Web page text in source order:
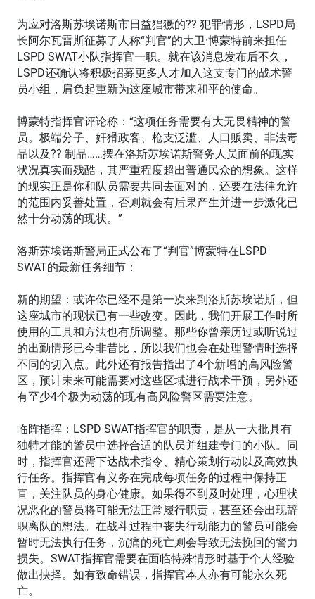
为应对洛斯苏埃诺斯市日益猖獗的?? 犯罪情形，LSPD局
长阿尔瓦雷斯征募了人称“判官”的大卫·博蒙特前来担任
LSPD SWAT小队指挥官一职。就在该消息发布后不久，
LSPD还确认将积极招募更多人才加入这支专门的战术警
员小组，肩负起重新为这座城市带来和平的使命。
博蒙特指挥官评论称：“这项任务需要有大无畏精神的警
员。极端分子、奸猾政客、枪支泛滥、人口贩卖、非法毒
品以及?? 制品……摆在洛斯苏埃诺斯警务人员面前的现实
状况真实而残酷，其严重程度超出普通民众的想象。这样
的现实正是你和队员需要共同去面对的，还要在法律允许
的范围内妥善处置，否则就会有后果产生并进一步激化已
然十分动荡的现状。”
洛斯苏埃诺斯警局正式公布了“判官”博蒙特在LSPD
SWAT的最新任务细节：
新的期望：或许你已经不是第一次来到洛斯苏埃诺斯，但
这座城市的现状已有一些改变。因此，我们开展工作时所
使用的工具和方法也有所调整。那些你曾亲历过或听说过
的出勤情形已今非昔比，所以我们也会在处理警情时选择
不同的切入点。此外还有报告指出了4个新增的高风险警
区，预计未来可能需要对这些区域进行战术干预，另外还
有至少4个极为动荡的现有高风险警区需要注意。
临阵指挥：LSPD SWAT指挥官的职责，是从一大批具有
独特才能的警员中选择合适的队员并组建专门的小队。同
时，指挥官还需下达战术指令、精心策划行动以及高效执
行任务。指挥官有义务在完成每项任务的过程中保持正
直，关注队员的身心健康。如果得不到及时处理，心理状
况恶化的警员将可能无法正常履行职责，甚至还会出现辞
职离队的想法。在战斗过程中丧失行动能力的警员可能会
暂时无法执行任务，沉痛的死亡则会导致无法挽回的警力
损失。SWAT指挥官需要在面临特殊情形时基于个人经验
做出抉择。如有致命错误，指挥官本人亦有可能永久死
亡。